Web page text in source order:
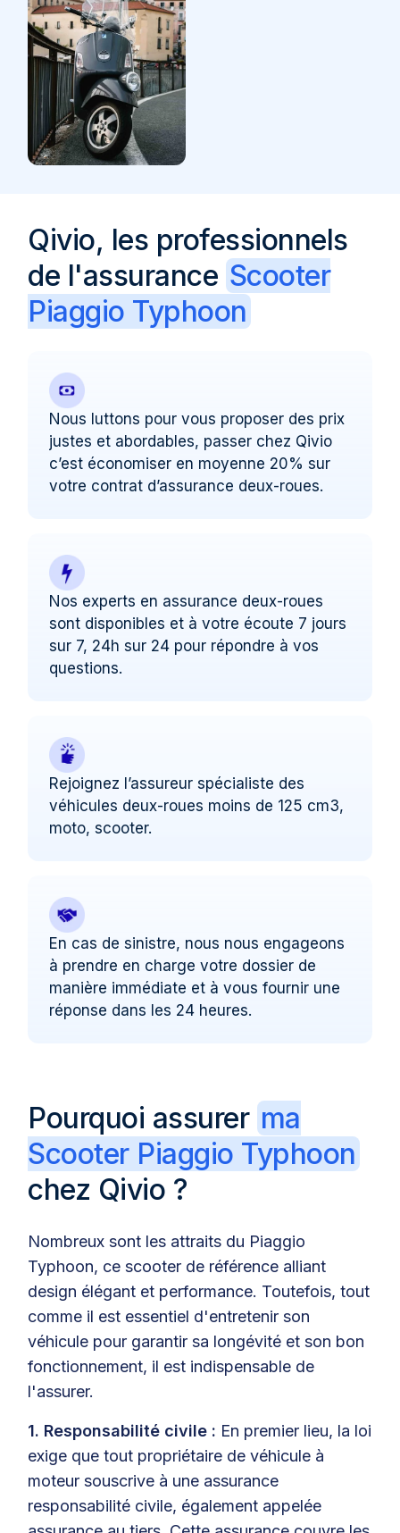
Qivio, les professionnels
de l'assurance Scooter
Piaggio Typhoon
Nous luttons pour vous proposer des prix
justes et abordables, passer chez Qivio
c’est économiser en moyenne 20% sur
votre contrat d’assurance deux-roues.
Nos experts en assurance deux-roues
sont disponibles et à votre écoute 7 jours
sur 7, 24h sur 24 pour répondre à vos
questions.
Rejoignez l’assureur spécialiste des
véhicules deux-roues moins de 125 cm3,
moto, scooter.
En cas de sinistre, nous nous engageons
à prendre en charge votre dossier de
manière immédiate et à vous fournir une
réponse dans les 24 heures.
Pourquoi assurer ma
Scooter Piaggio Typhoon
chez Qivio ?
Nombreux sont les attraits du Piaggio
Typhoon, ce scooter de référence alliant
design élégant et performance. Toutefois, tout
comme il est essentiel d'entretenir son
véhicule pour garantir sa longévité et son bon
fonctionnement, il est indispensable de
l'assurer.
1. Responsabilité civile : En premier lieu, la loi
exige que tout propriétaire de véhicule à
moteur souscrive à une assurance
responsabilité civile, également appelée